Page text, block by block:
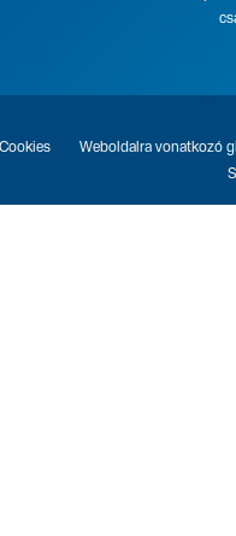
Cookies
Weboldalra vonatkozó